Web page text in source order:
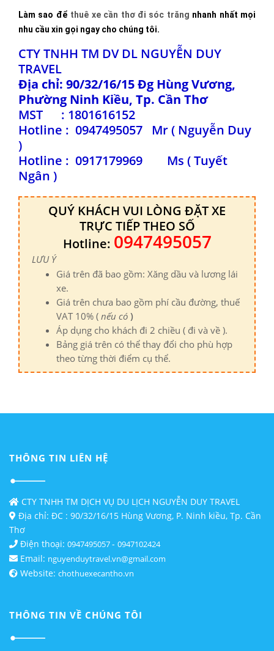
Làm sao để thuê xe cần thơ đi sóc trăng nhanh nhất mọi
nhu cầu xin gọi ngay cho chúng tôi.
CTY TNHH TM DV DL NGUYỄN DUY
TRAVEL
Địa chỉ: 90/32/16/15 Đg Hùng Vương,
Phường Ninh Kiều, Tp. Cần Thơ
MST : 1801616152
Hotline : 0947495057 Mr ( Nguyễn Duy
)
Hotline : 0917179969
Ms ( Tuyết
Ngân )
QUÝ KHÁCH VUI LÒNG ĐẶT XE
TRỰC TIẾP THEO SỐ
Hotline: 0947495057
LƯU Ý
Giá trên đã bao gồm: Xăng dầu và lương lái
xe.
Giá trên chưa bao gồm phí cầu đường, thuế
VAT 10% (nếu có)
Áp dụng cho khách đi 2 chiều ( đi và về ).
Bảng giá trên có thể thay đổi cho phù hợp
theo từng thời điểm cụ thể.
THÔNG TIN LIÊN HỆ
CTY TNHH TM DỊCH VỤ DU LỊCH NGUYỄN DUY TRAVEL
Địa chỉ: ĐC : 90/32/16/15 Hùng Vương, P. Ninh kiều, Tp. Cần
Thơ
Điện thoại: 0947495057- 0947102424
Email: nguyenduytravel.vn@gmail.com
Website: chothuexecantho.vn
THÔNG TIN VỀ CHÚNG TÔI